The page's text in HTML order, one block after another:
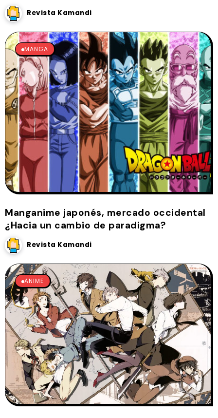
Revista Kamandi
MANGA
Manganime japonés, mercado occidental
¿Hacia un cambio de paradigma?
Revista Kamandi
ANIME